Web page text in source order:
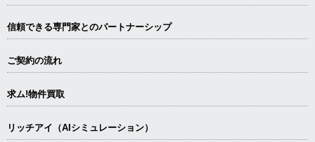
信頼できる専⾨家とのパートナーシップ
ご契約の流れ
求ム!物件買取
リッチアイ（AIシミュレーション）